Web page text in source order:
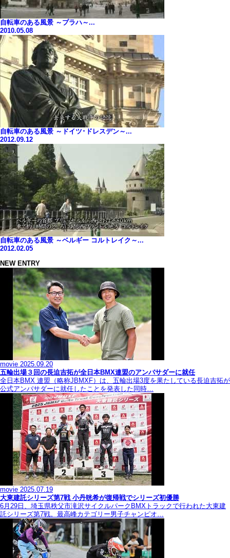
自転車のある風景 ～プラハ～...
2010.05.08
自転車のある風景 ～ドイツ･ドレスデン～...
2012.09.12
自転車のある風景 ～ベルギー コルトレイク～...
2012.02.05
NEW ENTRY
movie 2025.09.20
五輪出場３回の長迫吉拓が全日本BMX連盟のアンバサダーに就任
全日本BMX 連盟（略称JBMXF）は、五輪出場3度を果たしている長迫吉拓が
公式アンバサダーに就任したことを発表した同時…
movie 2025.07.19
大東建託シリーズ第7戦 ⼩丹晄希が復帰戦でシリーズ初優勝
6月29日、埼玉県秩父市滝沢サイクルパークBMXトラックで行われた大東建
託シリーズ第7戦。最高峰カテゴリー男子チャンピオ…